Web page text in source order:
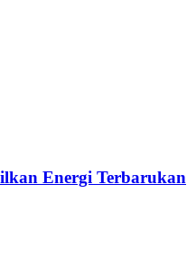
Energi Terbarukan